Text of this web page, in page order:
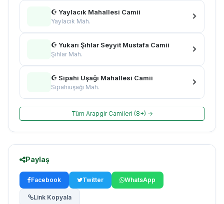
☪ Yaylacık Mahallesi Camii
Yaylacık Mah.
☪ Yukarı Şıhlar Seyyit Mustafa Camii
Şıhlar Mah.
☪ Sipahi Uşağı Mahallesi Camii
Sipahiuşağı Mah.
Tüm Arapgir Camileri (8+) →
Paylaş
Facebook Twitter WhatsApp
Link Kopyala